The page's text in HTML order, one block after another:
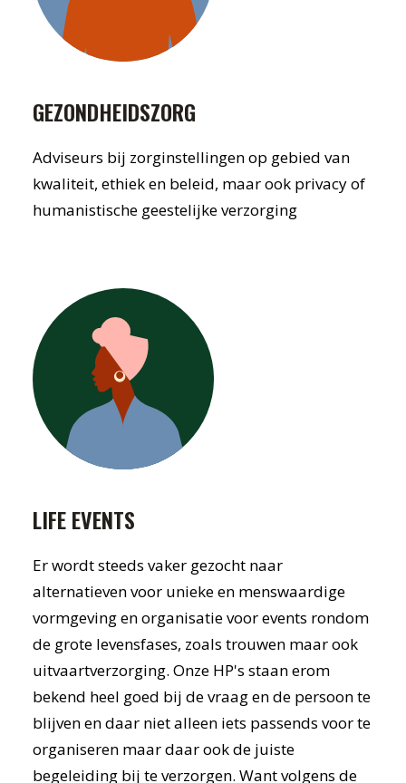
GEZONDHEIDSZORG
Adviseurs bij zorginstellingen op gebied van
kwaliteit, ethiek en beleid, maar ook privacy of
humanistische geestelijke verzorging
LIFE EVENTS
Er wordt steeds vaker gezocht naar
alternatieven voor unieke en menswaardige
vormgeving en organisatie voor events rondom
de grote levensfases, zoals trouwen maar ook
uitvaartverzorging. Onze HP's staan erom
bekend heel goed bij de vraag en de persoon te
blijven en daar niet alleen iets passends voor te
organiseren maar daar ook de juiste
begeleiding bij te verzorgen. Want volgens de